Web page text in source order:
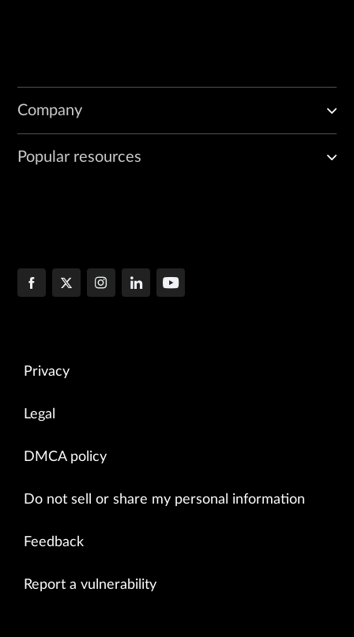
Company
Popular resources
Privacy
Legal
DMCA policy
Do not sell or share my personal information
Feedback
Report a vulnerability